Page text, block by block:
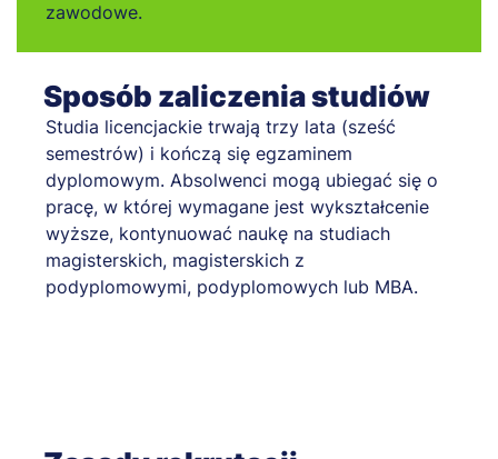
zawodowe.
Sposób zaliczenia studiów
Studia licencjackie trwają trzy lata (sześć
semestrów) i kończą się egzaminem
dyplomowym. Absolwenci mogą ubiegać się o
pracę, w której wymagane jest wykształcenie
wyższe, kontynuować naukę na studiach
magisterskich, magisterskich z
podyplomowymi, podyplomowych lub MBA.